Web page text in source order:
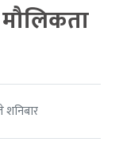
शनिबार